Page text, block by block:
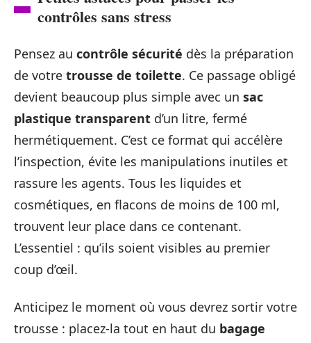
contrôles sans stress
Pensez au contrôle sécurité dès la préparation
de votre trousse de toilette. Ce passage obligé
devient beaucoup plus simple avec un sac
plastique transparent d’un litre, fermé
hermétiquement. C’est ce format qui accélère
l’inspection, évite les manipulations inutiles et
rassure les agents. Tous les liquides et
cosmétiques, en flacons de moins de 100 ml,
trouvent leur place dans ce contenant.
L’essentiel : qu’ils soient visibles au premier
coup d’œil.
Anticipez le moment où vous devrez sortir votre
trousse : placez-la tout en haut du bagage